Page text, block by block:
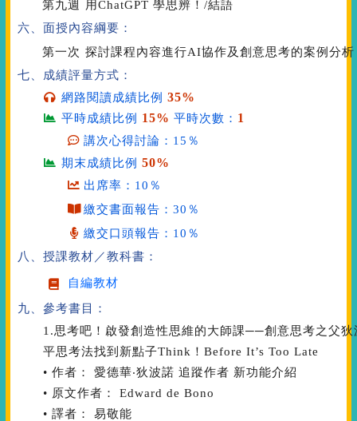
第九週
用ChatGPT 學思辨！/結語
六、面授內容綱要：
第一次 探討課程內容進行AI協作及創意思考的案例分析
七、成績評量方式：
網路閱讀成績比例35%
平時成績比例 15% 平時次數： 1
講次心得討論：15％
期末成績比例50%
出席率：10％
繳交書面報告：30％
繳交口頭報告：10％
八、授課教材／教科書：
自編教材
九、參考書目：
1.思考吧！啟發創造性思維的大師課──創意思考之父狄
平思考法找到新點子Think！Before It’s Too Late
• 作者： 愛德華‧狄波諾 追蹤作者 新功能介紹
• 原文作者： Edward de Bono
• 譯者： 易敬能